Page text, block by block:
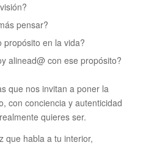
pensar?
propósito en la vida?
alinead@ con ese propósito?
que nos invitan a poner la
con conciencia y autenticidad
quieres ser.
que habla a tu interior,